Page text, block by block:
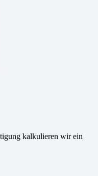
kalkulieren wir ein